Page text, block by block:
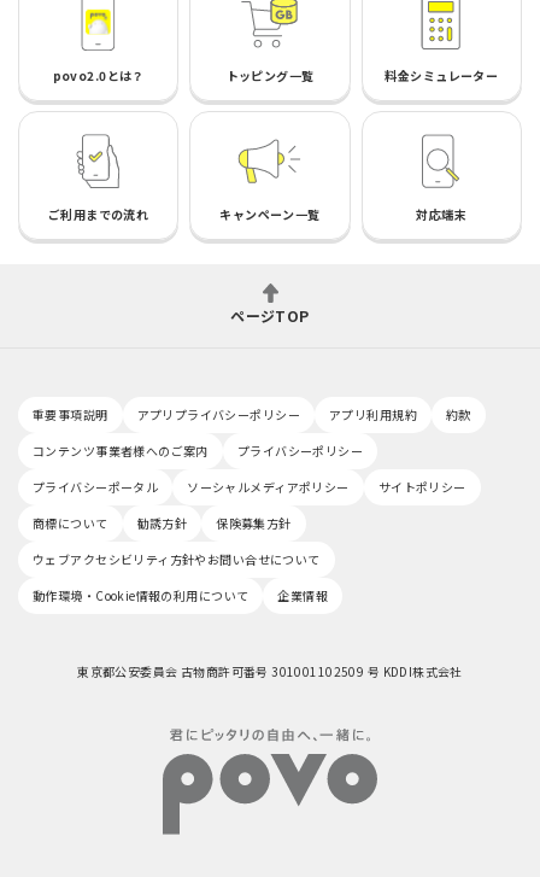
povo2.0とは？ トッピング一覧 料金シミュレーター
ご利用までの流れ キャンペーン一覧 対応端末
ページTOP
重要事項説明 アプリプライバシーポリシー アプリ利用規約
約款
コンテンツ事業者様へのご案内
プライバシーポリシー
プライバシーポータル
ソーシャルメディアポリシー
サイトポリシー
商標について
勧誘方針
保険募集方針
ウェブアクセシビリティ方針やお問い合せについて
動作環境・Cookie情報の利用について
企業情報
東京都公安委員会 古物商許可番号 301001102509 号 KDDI株式会社